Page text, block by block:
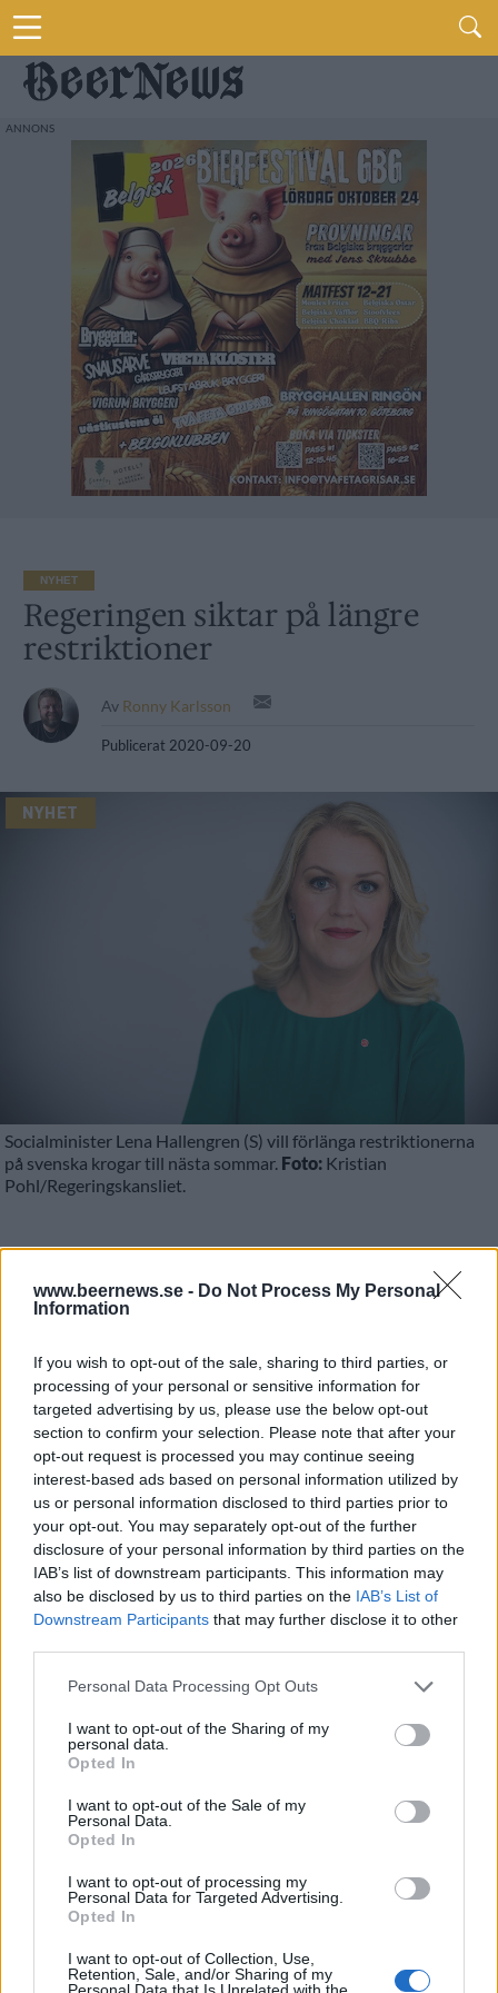
www.beernews.se - Do Not Process My Personal
Information
If you wish to opt-out of the sale, sharing to third parties, or
processing of your personal or sensitive information for
targeted advertising by us, please use the below opt-out
section to confirm your selection. Please note that after your
opt-out request is processed you may continue seeing
interest-based ads based on personal information utilized by
us or personal information disclosed to third parties prior to
your opt-out. You may separately opt-out of the further
disclosure of your personal information by third parties on the
IAB’s list of downstream participants. This information may
also be disclosed by us to third parties on the IAB’s List of
Downstream Participants that may further disclose it to other
Personal Data Processing Opt Outs
I want to opt-out of the Sharing of my
personal data.
Opted In
I want to opt-out of the Sale of my
Personal Data.
Opted In
I want to opt-out of processing my
Personal Data for Targeted Advertising.
Opted In
I want to opt-out of Collection, Use,
Retention, Sale, and/or Sharing of my
Personal Data that Is Unrelated with the
NYHET
Regeringen siktar på längre
restriktioner
Av Ronny Karlsson
Publicerat 2020-09-20
NYHET
Socialminister Lena Hallengren (S) vill förlänga restriktionerna
på svenska krogar till nästa sommar. Foto: Kristian
Pohl/Regeringskansliet.
spridningen av coronaviruset. Nu vill regeringen
Det skulle innebära att barer, restauranger och
kaféer inte skulle kunna ta emot normalt antal
gäster förrän efter 1 juli 2021.
”Vi måste hålla i och hålla ut. Fortsatta åtgärder
behövs för att dämpa smittspridningen”, skriver
socialminister Lena Hallengren (S)